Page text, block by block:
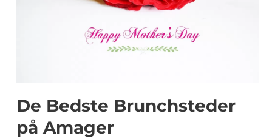
De Bedste Brunchsteder
på Amager